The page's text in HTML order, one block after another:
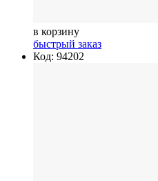
в корзину
быстрый заказ
Код: 94202